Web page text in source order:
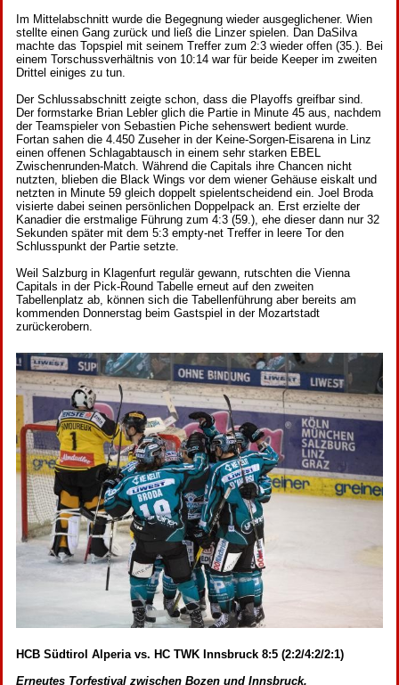
Im Mittelabschnitt wurde die Begegnung wieder ausgeglichener. Wien
stellte einen Gang zurück und ließ die Linzer spielen. Dan DaSilva
machte das Topspiel mit seinem Treffer zum 2:3 wieder offen (35.). Bei
einem Torschussverhältnis von 10:14 war für beide Keeper im zweiten
Drittel einiges zu tun.
Der Schlussabschnitt zeigte schon, dass die Playoffs greifbar sind.
Der formstarke Brian Lebler glich die Partie in Minute 45 aus, nachdem
der Teamspieler von Sebastien Piche sehenswert bedient wurde.
Fortan sahen die 4.450 Zuseher in der Keine-Sorgen-Eisarena in Linz
einen offenen Schlagabtausch in einem sehr starken EBEL
Zwischenrunden-Match. Während die Capitals ihre Chancen nicht
nutzten, blieben die Black Wings vor dem wiener Gehäuse eiskalt und
netzten in Minute 59 gleich doppelt spielentscheidend ein. Joel Broda
visierte dabei seinen persönlichen Doppelpack an. Erst erzielte der
Kanadier die erstmalige Führung zum 4:3 (59.), ehe dieser dann nur 32
Sekunden später mit dem 5:3 empty-net Treffer in leere Tor den
Schlusspunkt der Partie setzte.
Weil Salzburg in Klagenfurt regulär gewann, rutschten die Vienna
Capitals in der Pick-Round Tabelle erneut auf den zweiten
Tabellenplatz ab, können sich die Tabellenführung aber bereits am
kommenden Donnerstag beim Gastspiel in der Mozartstadt
zurückerobern.
HCB Südtirol Alperia vs. HC TWK Innsbruck 8:5 (2:2/4:2/2:1)
Erneutes Torfestival zwischen Bozen und Innsbruck.